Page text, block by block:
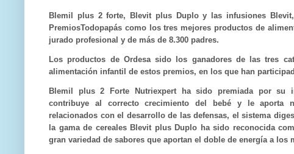
Blemil plus 2 forte, Blevit plus Duplo y las infusiones
PremiosTodopapás como los tres mejores productos de
jurado profesional y de más de 8.300 padres.
Los productos de Ordesa sido los ganadores de las tres
alimentación infantil de estos premios, en los que han
Blemil plus 2 Forte Nutriexpert ha sido premiada por su
contribuye al correcto crecimiento del bebé y le aporta
relacionados con el desarrollo de las defensas, el sistema
la gama de cereales Blevit plus Duplo ha sido reconocida
gran variedad de sabores que aportan el doble de energía a los